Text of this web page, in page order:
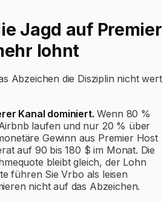
Jagd auf Premier
lohnt
Abzeichen die Disziplin nicht wert
Kanal dominiert. Wenn 80 %
laufen und nur 20 % über
Gewinn aus Premier Host
auf 90 bis 180 $ im Monat. Die
bleibt gleich, der Lohn
führen Sie Vrbo als leisen
nicht auf das Abzeichen.